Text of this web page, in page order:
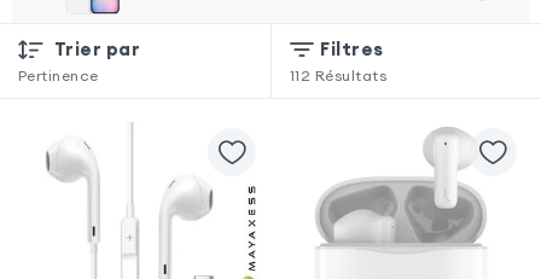
Trier par
Pertinence
Filtres
112 Résultats